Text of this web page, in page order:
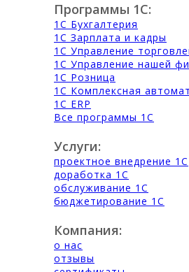
Программы 1С:
1С Бухгалтерия
1С Зарплата и кадры
1С Управление
1С Управление нашей
1С Розница
1С Комплексная
1С ERP
Все программы 1С
Услуги:
проектное внедрение 1С
доработка 1С
обслуживание 1С
бюджетирование 1С
Компания:
о нас
отзывы